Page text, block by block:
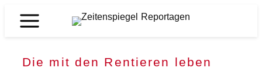
Inhalt
Zeitenspiegel
Die mit den Rentieren leben